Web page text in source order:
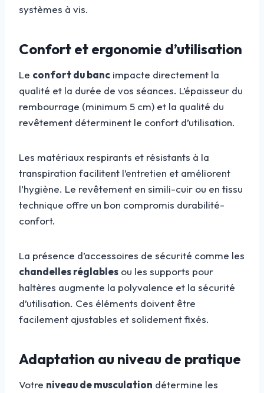
systèmes à vis.
Confort et ergonomie d’utilisation
Le confort du banc impacte directement la
qualité et la durée de vos séances. L’épaisseur du
rembourrage (minimum 5 cm) et la qualité du
revêtement déterminent le confort d’utilisation.
Les matériaux respirants et résistants à la
transpiration facilitent l’entretien et améliorent
l’hygiène. Le revêtement en simili-cuir ou en tissu
technique offre un bon compromis durabilité-
confort.
La présence d’accessoires de sécurité comme les
chandelles réglables ou les supports pour
haltères augmente la polyvalence et la sécurité
d’utilisation. Ces éléments doivent être
facilement ajustables et solidement fixés.
Adaptation au niveau de pratique
Votre niveau de musculation détermine les